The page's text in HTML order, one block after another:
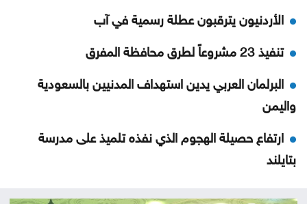
الأردنيون يترقبون عطلة رسمية في آب
تنفيذ 23 مشروعاً لطرق محافظة المفرق
البرلمان العربي يدين استهداف المدنيين بالسعودية
واليمن
ارتفاع حصيلة الهجوم الذي نفذه تلميذ على مدرسة
بتايلند